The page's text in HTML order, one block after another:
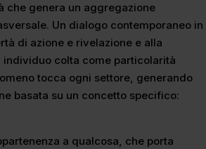
che genera un aggregazione
Un dialogo contemporaneo in
di azione e rivelazione e alla
colta come particolarità
tocca ogni settore, generando
basata su un concetto specifico:
a qualcosa, che porta